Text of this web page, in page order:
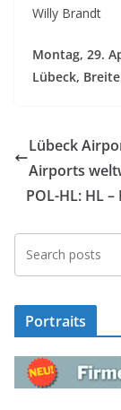
Willy Brandt
Montag, 29.
Lübeck,
Lübeck
Airports
POL-HL: HL
Portraits